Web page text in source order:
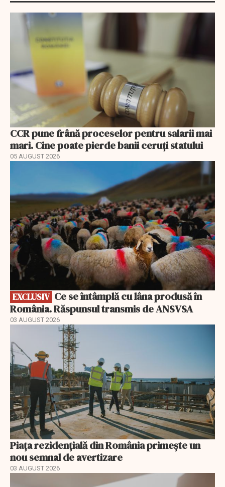
CCR pune frână proceselor pentru salarii mai
mari. Cine poate pierde banii ceruți statului
05 AUGUST 2026
EXCLUSIV
România. Răspunsul transmis de ANSVSA
03 AUGUST 2026
Piața rezidențială din România primește un
nou semnal de avertizare
03 AUGUST 2026